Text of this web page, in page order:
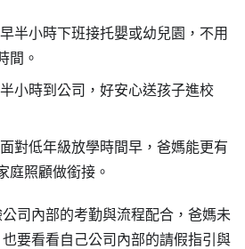
半小時下班接托嬰或幼兒園，不用
間。
小時到公司，好安心送孩子進校
面對低年級放學時間早，爸媽能更有
庭照顧做銜接。
司內部的考勤與流程配合，爸媽未
要看看自己公司內部的請假指引與